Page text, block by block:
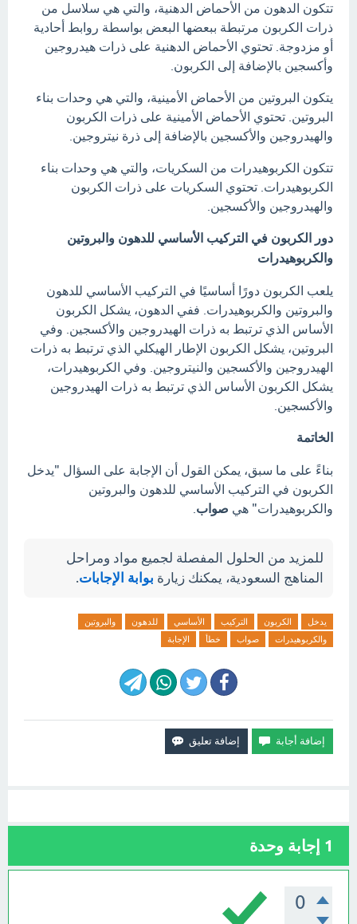
تتكون الدهون من الأحماض الدهنية، والتي هي سلاسل من
ذرات الكربون مرتبطة ببعضها البعض بواسطة روابط أحادية
أو مزدوجة. تحتوي الأحماض الدهنية على ذرات هيدروجين
وأكسجين بالإضافة إلى الكربون.
يتكون البروتين من الأحماض الأمينية، والتي هي وحدات بناء
البروتين. تحتوي الأحماض الأمينية على ذرات الكربون
والهيدروجين والأكسجين بالإضافة إلى ذرة نيتروجين.
تتكون الكربوهيدرات من السكريات، والتي هي وحدات بناء
الكربوهيدرات. تحتوي السكريات على ذرات الكربون
والهيدروجين والأكسجين.
دور الكربون في التركيب الأساسي للدهون والبروتين
والكربوهيدرات
يلعب الكربون دورًا أساسيًا في التركيب الأساسي للدهون
والبروتين والكربوهيدرات. ففي الدهون، يشكل الكربون
الأساس الذي ترتبط به ذرات الهيدروجين والأكسجين. وفي
البروتين، يشكل الكربون الإطار الهيكلي الذي ترتبط به ذرات
الهيدروجين والأكسجين والنيتروجين. وفي الكربوهيدرات،
يشكل الكربون الأساس الذي ترتبط به ذرات الهيدروجين
والأكسجين.
الخاتمة
بناءً على ما سبق، يمكن القول أن الإجابة على السؤال "يدخل
الكربون في التركيب الأساسي للدهون والبروتين
والكربوهيدرات" هي صواب
للمزيد من الحلول المفصلة لجميع مواد ومراحل
المناهج السعودية، يمكنك زيارة بوابة الإجابات.
يدخل الكربون التركيب الأساسي للدهون
والبروتين
والكربوهيدرات
صواب خطأ الإجابة
1 إجابة وحدة
0